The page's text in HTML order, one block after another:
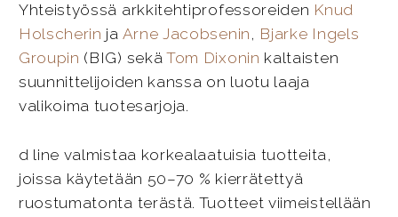
Yhteistyössä arkkitehtiprofessoreiden Knud
Holscherin ja Arne Jacobsenin , Bjarke Ingels
Groupin (BIG) sekä Tom Dixonin kaltaisten
suunnittelijoiden kanssa on luotu laaja
valikoima tuotesarjoja.
d line valmistaa korkealaatuisia tuotteita,
joissa käytetään 50–70 % kierrätettyä
ruostumatonta terästä. Tuotteet viimeistellään